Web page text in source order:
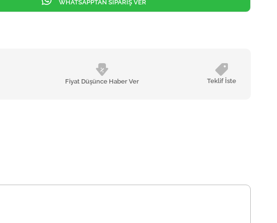
Fiyat Düşünce Haber Ver Teklif İste
WHATSAPPTAN SİPARİŞ VER